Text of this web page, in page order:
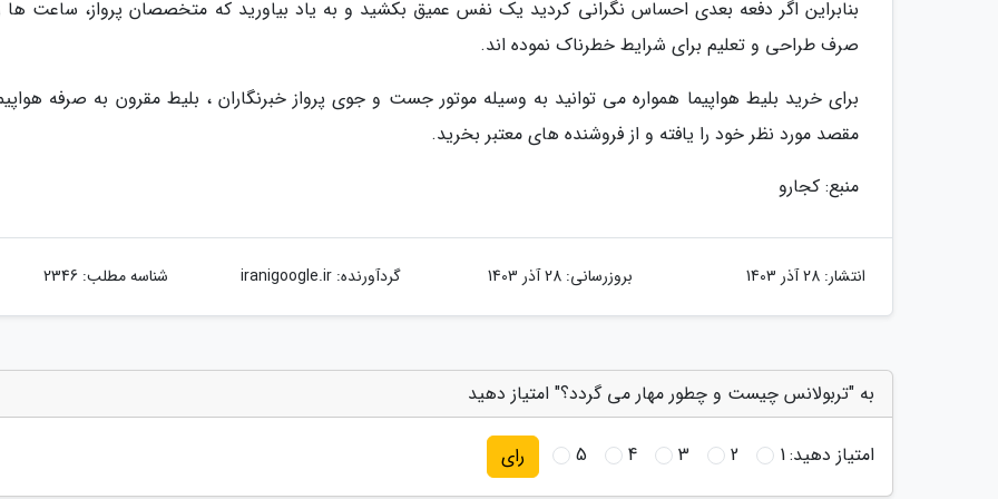
بنابراین اگر دفعه بعدی احساس نگرانی کردید یک نفس عمیق بکشید و به یاد بیاورید که متخصصان پرواز، ساعت ها
صرف طراحی و تعلیم برای شرایط خطرناک نموده اند.
برای خرید بلیط هواپیما همواره می توانید به وسیله موتور جست و جوی پرواز خبرنگاران ، بلیط مقرون به صرفه
مقصد مورد نظر خود را یافته و از فروشنده های معتبر بخرید.
منبع: کجارو
انتشار: 28 آذر 1403 بروزرسانی: 28 آذر 1403 گردآورنده:iranigoogle.ir شناسه مطلب: 2346
به "تربولانس چیست و چطور مهار می گردد؟" امتیاز دهید
امتیاز دهید:1
2
3
4
5 رای